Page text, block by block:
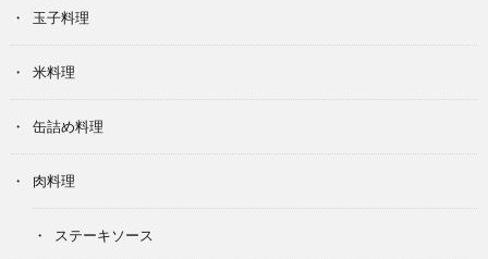
玉子料理
米料理
缶詰め料理
肉料理
ステーキソース